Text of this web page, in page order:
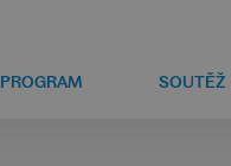
PROGRAM SOUTĚŽ